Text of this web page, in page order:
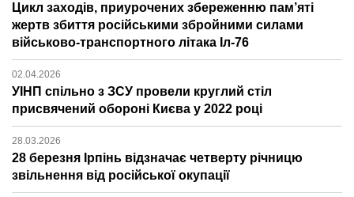
Цикл заходів, приурочених збереженню пам’яті
жертв збиття російськими збройними силами
військово-транспортного літака Іл-76
02.04.2026
УІНП спільно з ЗСУ провели круглий стіл
присвячений обороні Києва у 2022 році
28.03.2026
28 березня Ірпінь відзначає четверту річницю
звільнення від російської окупації